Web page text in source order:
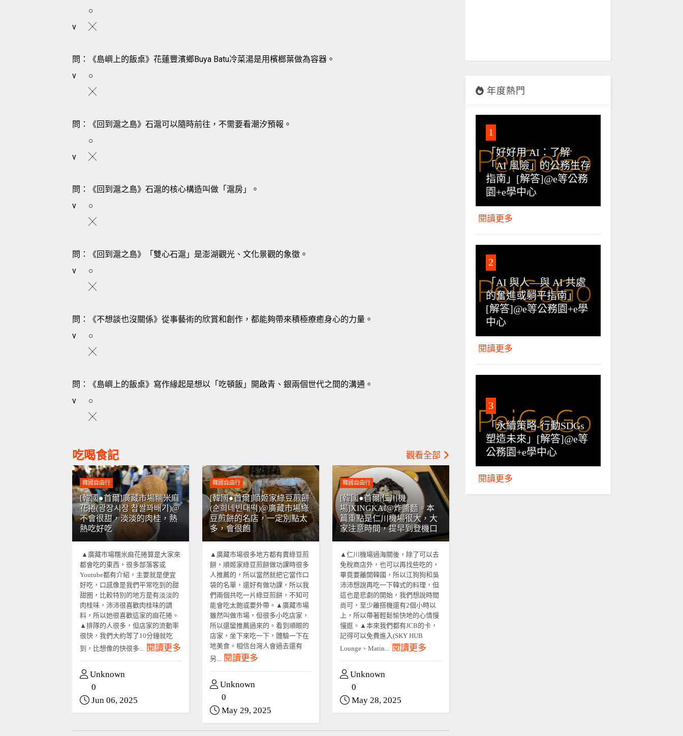
○
v
╳
問：《島嶼上的飯桌》花蓮豐濱鄉Buya Batu冷菜湯是用檳榔葉做為容器。
v
○
╳
問：《回到滬之島》石滬可以隨時前往，不需要看潮汐預報。
○
v
╳
問：《回到滬之島》石滬的核心構造叫做「滬房」。
v
○
╳
問：《回到滬之島》「雙心石滬」是澎湖觀光、文化景觀的象徵。
v
○
╳
問：《不想談也沒關係》從事藝術的欣賞和創作，都能夠帶來積極療癒身心的力量。
v
○
╳
問：《島嶼上的飯桌》寫作緣起是想以「吃頓飯」開啟青、銀兩個世代之間的溝通。
v
○
╳
吃喝食記 觀看全部
韓國自由行
[韓國●首爾]廣藏市場糯米麻
花捲(광장시장 찹쌀꽈배기)@
不會很甜，淡淡的肉桂，熱
熱吃好吃
▲廣藏市場糯米麻花捲算是大家來
都會吃的東西，很多部落客或
Youtube都有介紹，主要就是便宜
好吃，口感像是我們平常吃到的甜
甜圈，比較特別的地方是有淡淡的
肉桂味，沛沛很喜歡肉桂味的調
料，所以她很喜歡這家的麻花捲。
▲排隊的人很多，但店家的流動率
很快，我們大約等了10分鐘就吃
到，比想像的快很多...
閱讀更多
Unknown
0
Jun 06, 2025
韓國自由行
[韓國●首爾]順姬家綠豆煎餅
(순희네빈대떡)@廣藏市場綠
豆煎餅的名店，一定別點太
多，會很飽
▲廣藏市場很多地方都有賣綠豆煎
餅，順姬家綠豆煎餅做功課時很多
人推薦的，所以當然就把它當作口
袋的名單，還好有做功課，所以我
們兩個共吃一片綠豆煎餅，不知可
能會吃太飽或要外帶。▲廣藏市場
雖然叫做市場，但很多小吃店家，
所以還蠻推薦過來的。看到順眼的
店家，坐下來吃一下，體驗一下在
地美食。相信台灣人會過去還有
另...
閱讀更多
Unknown
0
May 29, 2025
韓國自由行
[韓國●首爾|仁川機
場]XINGKAI@炸醬麵。本
篇重點是仁川機場很大，大
家注意時間，提早到登機口
▲仁川機場過海關後，除了可以去
免稅商店外，也可以再找些吃的，
畢竟要離開韓國，所以江狗狗和吳
沛沛想說再吃一下韓式的料理，但
這也是悲劇的開始，我們想說時間
尚可，至少離搭機還有2個小時以
上，所以帶著輕鬆愉快地的心情慢
慢逛。▲本來我們都有JCB的卡，
記得可以免費進入(SKY HUB
Lounge、Matin...
閱讀更多
Unknown
0
May 28, 2025
年度熱門
1
「好好用 AI：了解
「AI 風險」的公務生存
指南」[解答]@e等公務
園+e學中心
閱讀更多
2
「AI 與人—與 AI 共處
的奮進或躺平指南」
[解答]@e等公務園+e學
中心
閱讀更多
3
「永續策略-行動SDGs
塑造未來」[解答]@e等
公務園+e學中心
閱讀更多